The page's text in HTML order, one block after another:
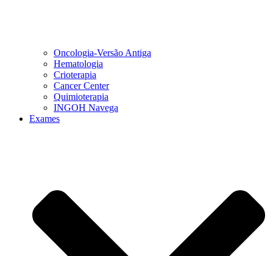
Oncologia-Versão Antiga
Hematologia
Crioterapia
Cancer Center
Quimioterapia
INGOH Navega
Exames